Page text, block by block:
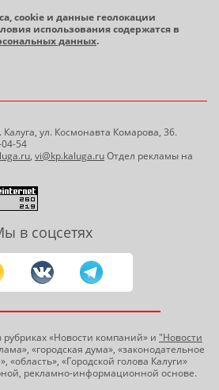
cookie и данные геолокации
использования содержатся в
данных.
ул. Космонавта Комарова, 36.
54
, vi@kp.kaluga.ruОтдел рекламы на
в соцсетях
«Новости компаний» и "Новости
«городская дума», «законодательное
«область», «Городской голова Калуги»
рекламно-информационной основе.